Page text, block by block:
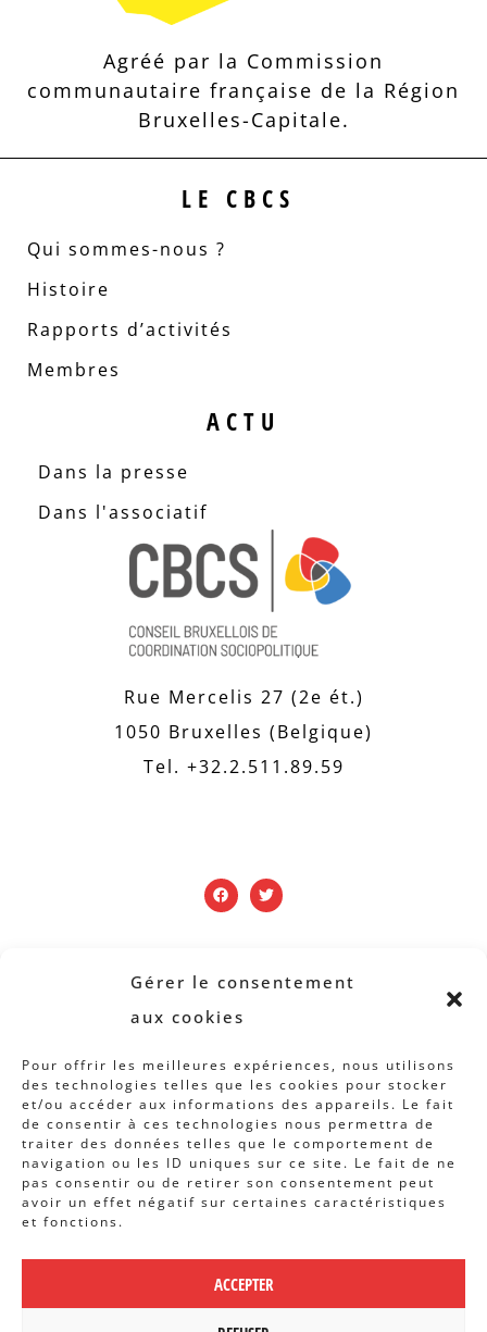
Gérer le consentement
aux cookies
Pour offrir les meilleures expériences, nous utilisons
des technologies telles que les cookies pour stocker
et/ou accéder aux informations des appareils. Le fait
de consentir à ces technologies nous permettra de
traiter des données telles que le comportement de
navigation ou les ID uniques sur ce site. Le fait de ne
pas consentir ou de retirer son consentement peut
avoir un effet négatif sur certaines caractéristiques
et fonctions.
ACCEPTER
Agréé par la Commission
communautaire française de la Région
Bruxelles-Capitale.
LE CBCS
Qui sommes-nous ?
Histoire
Rapports d’activités
Membres
ACTU
Dans la presse
Dans l'associatif
Rue Mercelis 27 (2e ét.)
1050 Bruxelles (Belgique)
Tel. +32.2.511.89.59
PUBLICATIONS
Revue B.I.S.
Rapports et analyses
Articles
AUTRES INFOS
Actions
Agenda